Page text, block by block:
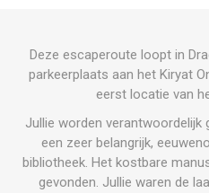
Deze escaperoute loopt in
parkeerplaats aan het Kiryat
eerst locatie van
Jullie worden verantwoordelijk
een zeer belangrijk,
bibliotheek. Het kostbare
gevonden. Jullie waren de